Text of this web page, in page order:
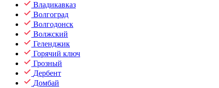
Владикавказ
Волгоград
Волгодонск
Волжский
Геленджик
Горячий ключ
Грозный
Дербент
Домбай